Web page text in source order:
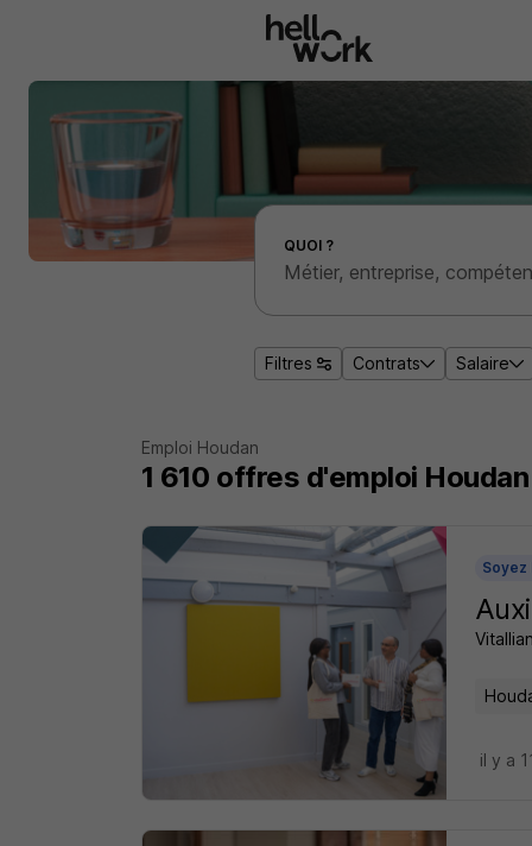
Effectuer une recherche d'emploi par localité
QUOI ?
Filtres Contrats Salaire
Emploi Houdan
1 610 offres d'emploi Houdan
Soyez
il y a